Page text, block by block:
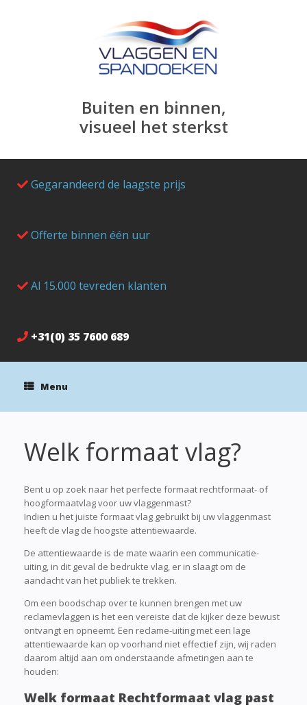
Buiten en binnen,
visueel het sterkst
Gegarandeerd de laagste prijs
Offerte binnen één uur
Al 15.000 tevreden klanten
+31(0) 35 7600 689
Menu
Welk formaat vlag?
Bent u op zoek naar het perfecte formaat rechtformaat- of
hoogformaatvlag voor uw vlaggenmast?
Indien u het juiste formaat vlag gebruikt bij uw vlaggenmast
heeft de vlag de hoogste attentiewaarde.
De attentiewaarde is de mate waarin een communicatie-
uiting, in dit geval de bedrukte vlag, er in slaagt om de
aandacht van het publiek te trekken.
Om een boodschap over te kunnen brengen met uw
reclamevlaggen is het een vereiste dat de kijker deze bewust
ontvangt en opneemt. Een reclame-uiting met een lage
attentiewaarde kan op voorhand niet effectief zijn, wij raden
daarom altijd aan om onderstaande afmetingen aan te
houden:
Welk formaat Rechtformaat vlag past